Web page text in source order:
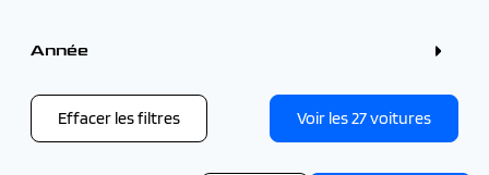
Gris (9)
Blanc (6)
Noir (4)
Rouge (2)
Vert (1)
Année
Effacer les filtres Voir les27voitures